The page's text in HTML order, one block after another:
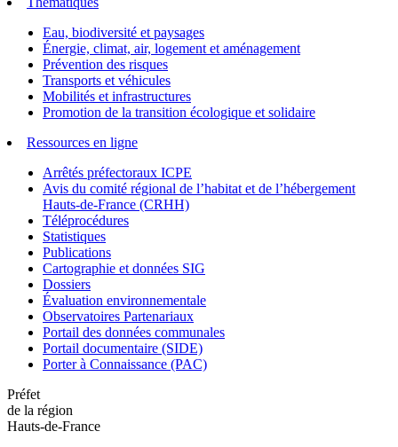
Eau, biodiversité et paysages
Énergie, climat, air, logement et aménagement
Prévention des risques
Transports et véhicules
Mobilités et infrastructures
Promotion de la transition écologique et solidaire
Ressources en ligne
Arrêtés préfectoraux ICPE
Avis du comité régional de l’habitat et de l’hébergement
Hauts-de-France (CRHH)
Téléprocédures
Statistiques
Publications
Cartographie et données SIG
Dossiers
Évaluation environnementale
Observatoires Partenariaux
Portail des données communales
Portail documentaire (SIDE)
Porter à Connaissance (PAC)
Préfet
de la région
Hauts-de-France